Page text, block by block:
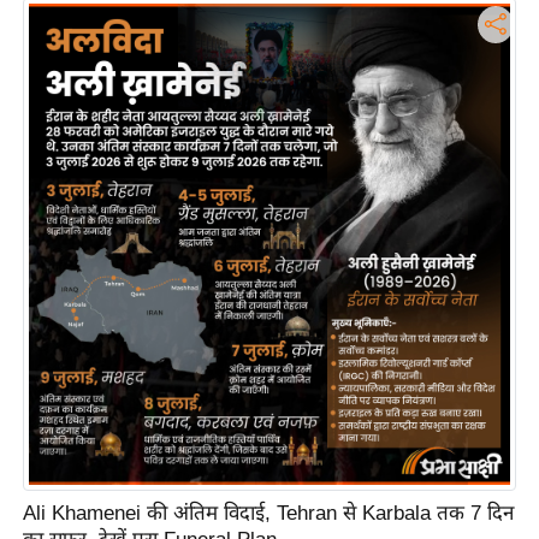
डि
ऑ
डि
यो
इं
फ़ो
ग्रा
फ़ि
क
रा
ज्यों
से
श
Ali Khamenei की अंतिम विदाई, Tehran से Karbala तक 7 दिन